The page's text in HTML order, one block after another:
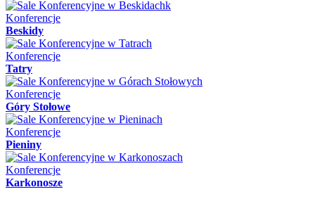
Konferencje
Beskidy
Konferencje
Tatry
Konferencje
Góry Stołowe
Konferencje
Pieniny
Konferencje
Karkonosze